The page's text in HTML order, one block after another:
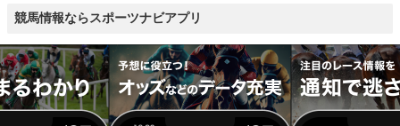
競馬情報ならスポーツナビアプリ